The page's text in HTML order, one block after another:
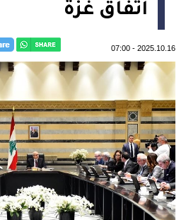
اتفاق غزة
2025.10.16
-
07:00